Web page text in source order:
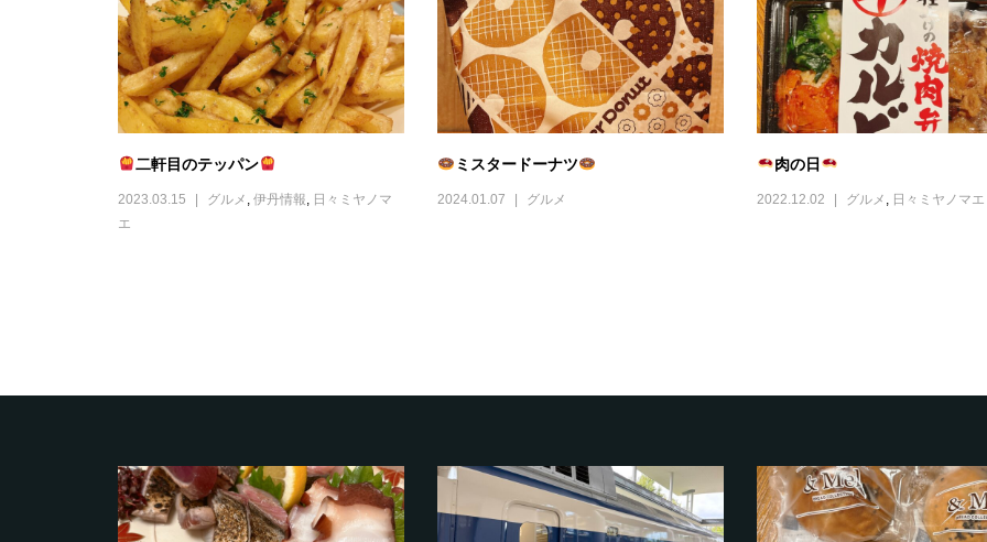
二軒目のテッパン
2023.03.15 グルメ , 伊丹情報, 日々ミヤノマ
エ
ミスタードーナツ
2024.01.07 グルメ
肉の日
2022.12.02 グルメ , 日々ミヤノマエ